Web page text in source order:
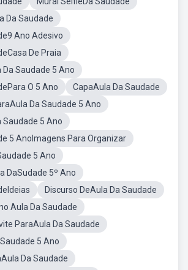
Da Saudade
Ano Adesivo
De Praia
Saudade 5 Ano
O 5 Ano
CapaAula Da Saudade
Da Saudade 5 Ano
Saudade 5 Ano
5 AnoImagens Para Organizar
5 Ano
DaSudade 5º Ano
Discurso DeAula Da Saudade
Aula Da Saudade
ParaAula Da Saudade
5 Ano
Da Saudade